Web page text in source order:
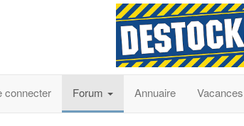
connecter Forum Annuaire Vacances